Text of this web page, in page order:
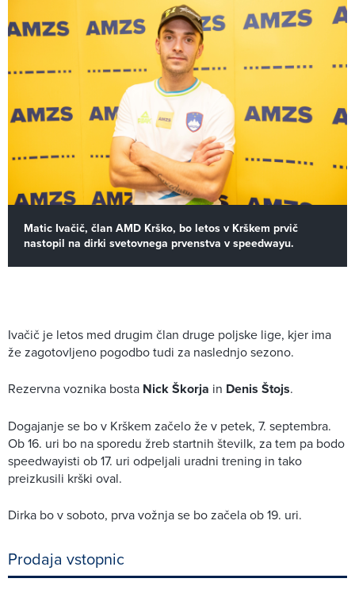
Matic Ivačič, član AMD Krško, bo letos v Krškem prvič
nastopil na dirki svetovnega prvenstva v speedwayu.
Ivačič je letos med drugim član druge poljske lige, kjer ima
že zagotovljeno pogodbo tudi za naslednjo sezono.
Rezervna voznika bosta Nick Škorja in Denis Štojs.
Dogajanje se bo v Krškem začelo že v petek, 7. septembra.
Ob 16. uri bo na sporedu žreb startnih številk, za tem pa bodo
speedwayisti ob 17. uri odpeljali uradni trening in tako
preizkusili krški oval.
Dirka bo v soboto, prva vožnja se bo začela ob 19. uri.
Prodaja vstopnic